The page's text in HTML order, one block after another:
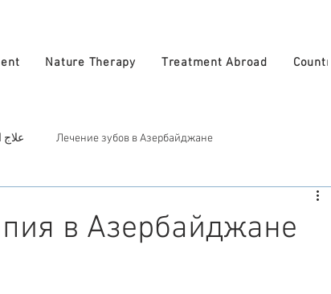
Nature Therapy Treatment Abroad
علاج Лечение зубов в Азербайджане
Treatment in
в Азербайджане